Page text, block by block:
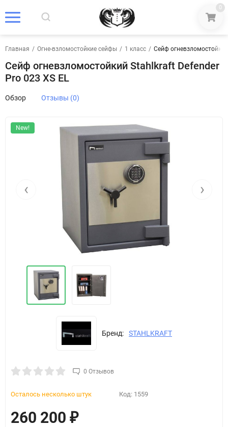
0
Главная / Огне-взломостойкие сейфы / 1 класс / Сейф
Сейф огневзломостойкий Stahlkraft Defender
Pro 023 XS EL
Обзор Отзывы (0)
New!
‹ ›
Бренд: STAHLKRAFT
0 Отзывов
Осталось несколько штук Код: 1559
260 200 ₽